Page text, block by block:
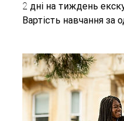
2 дні на тиждень
Вартість навчання за